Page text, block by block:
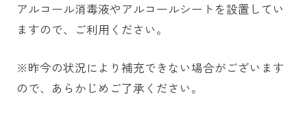
アルコール消毒液やアルコールシートを設置してい
ますので、ご利用ください。
※昨今の状況により補充できない場合がございます
ので、あらかじめご了承ください。